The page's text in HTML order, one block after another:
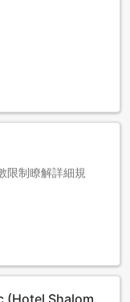
限制瞭解詳細規